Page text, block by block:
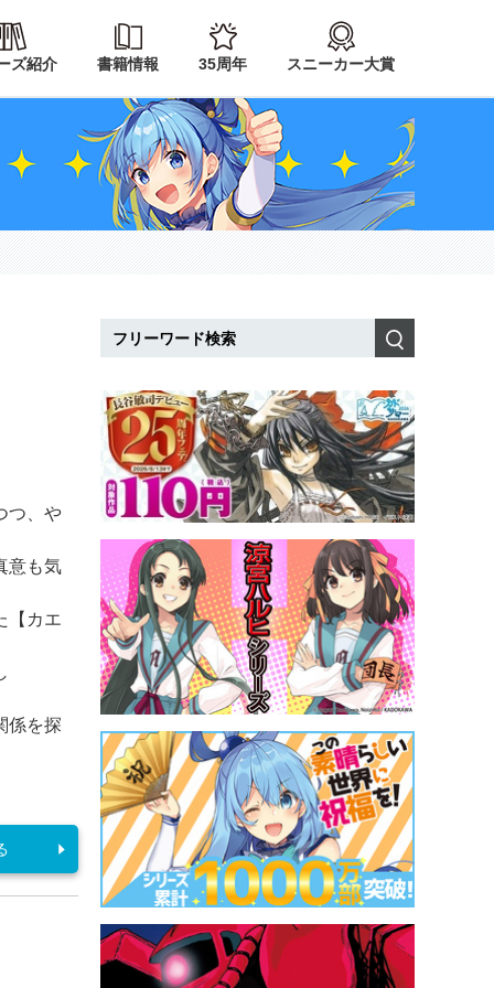
ズ紹介 書籍情報 35周年 スニーカー大賞
つ、や
意も気
【カエ
係を探